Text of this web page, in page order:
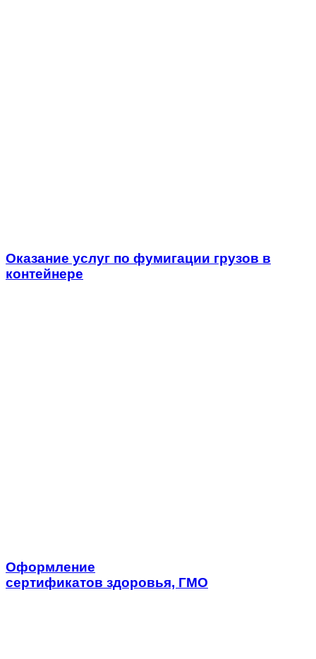
Оказание услуг по фумигации грузов в
контейнере
Оформление
сертификатов здоровья, ГМО